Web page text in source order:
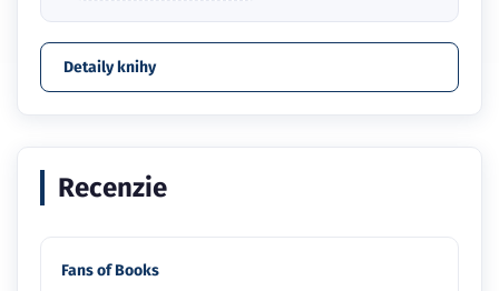
Detaily knihy
Recenzie
Fans of Books